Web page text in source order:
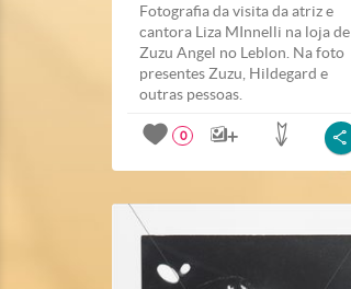
Fotografia da visita da atriz e
cantora Liza MInnelli na loja de
Zuzu Angel no Leblon. Na foto
presentes Zuzu, Hildegard e
outras pessoas.
0